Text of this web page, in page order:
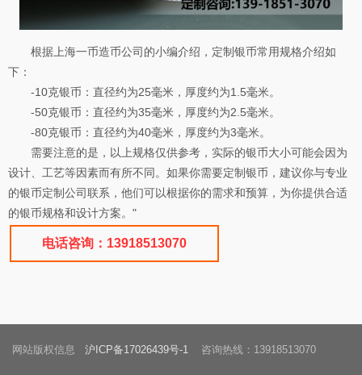
根据上海一币造币公司的小编介绍，定制银币常用规格介绍如
下：
-10克银币：直径约为25毫米，厚度约为1.5毫米。
-50克银币：直径约为35毫米，厚度约为2.5毫米。
-80克银币：直径约为40毫米，厚度约为3毫米。
需要注意的是，以上规格仅供参考，实际的银币大小可能会因为
设计、工艺等因素而有所不同。如果你需要定制银币，建议你与专业
的银币定制公司联系，他们可以根据你的需求和预算，为你提供合适
的银币规格和设计方案。"
电话咨询：13918513070
网站版权信息 沪ICP备17026439号-1 咨询热线：13918513070